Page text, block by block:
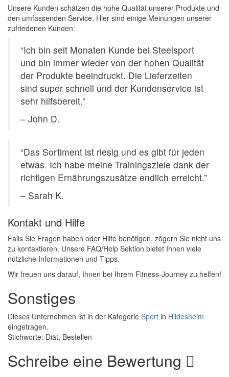
Unsere Kunden schätzen die hohe Qualität unserer Produkte und
den umfassenden Service. Hier sind einige Meinungen unserer
zufriedenen Kunden:
“Ich bin seit Monaten Kunde bei Steelsport
und bin immer wieder von der hohen Qualität
der Produkte beeindruckt. Die Lieferzeiten
sind super schnell und der Kundenservice ist
sehr hilfsbereit.”
– John D.
“Das Sortiment ist riesig und es gibt für jeden
etwas. Ich habe meine Trainingsziele dank der
richtigen Ernährungszusätze endlich erreicht.”
– Sarah K.
Kontakt und Hilfe
Falls Sie Fragen haben oder Hilfe benötigen, zögern Sie nicht uns
zu kontaktieren. Unsere FAQ/Help Sektion bietet Ihnen viele
nützliche Informationen und Tipps.
Wir freuen uns darauf, Ihnen bei Ihrem Fitness-Journey zu helfen!
Sonstiges
Dieses Unternehmen ist in der Kategorie Sport in Hildesheim
eingetragen.
Stichworte: Diät, Bestellen
Schreibe eine Bewertung